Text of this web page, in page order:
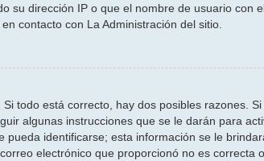
su dirección IP o que el nombre de usuario
contacto con La Administración del sitio.
todo está correcto, hay dos posibles razones.
algunas instrucciones que se le darán para
identificarse; esta información se le
electrónico que proporcionó no es